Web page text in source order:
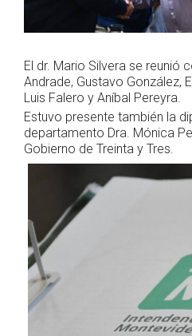
El dr. Mario Silvera se reunió
Andrade, Gustavo González,
Luis Falero y Aníbal Pereyra.
Estuvo presente también la
departamento Dra. Mónica
Gobierno de Treinta y Tres.